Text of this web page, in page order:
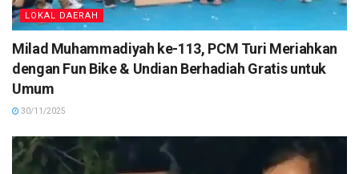
LOKAL DAERAH
Milad Muhammadiyah ke-113, PCM Turi Meriahkan
dengan Fun Bike & Undian Berhadiah Gratis untuk
Umum
30/11/2025